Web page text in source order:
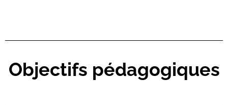
Objectifs pédagogiques